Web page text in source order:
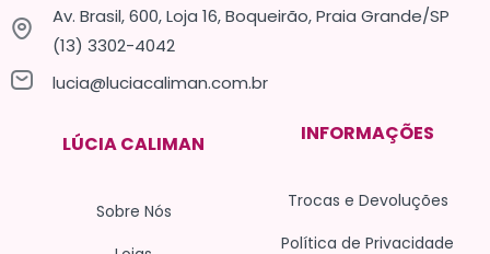
Av. Brasil, 600, Loja 16, Boqueirão, Praia Grande/SP
(13) 3302-4042
lucia@luciacaliman.com.br
LÚCIA CALIMAN
Sobre Nós
INFORMAÇÕES
Trocas e Devoluções
Política de Privacidade